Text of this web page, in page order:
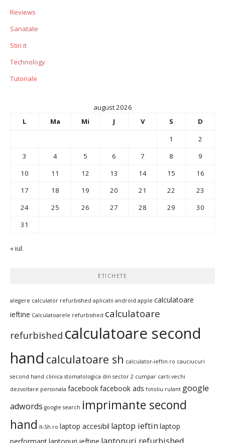
Reviews
Sanatate
Stiri it
Technology
Tutoriale
august 2026
L
Ma Mi J V S
D
1
2
3
4 5 6 7 8
9
10
11 12 13 14 15
16
17
18 19 20 21 22
23
24
25 26 27 28 29
30
31
« iul.
ETICHETE
alegere calculator refurbished aplicatii android apple calculatoare
ieftine Calculatoarele refurbished calculatoare
refurbished calculatoare second
hand calculatoare sh calculator-ieftin.ro cauciucuri
second hand clinica stomatologica din sector 2 cumpar carti vechi
dezvoltare personala facebookfacebook ads fotoliu rulant google
adwords google search imprimante second
hand It-Sh.ro laptop accesibil laptop ieftin laptop